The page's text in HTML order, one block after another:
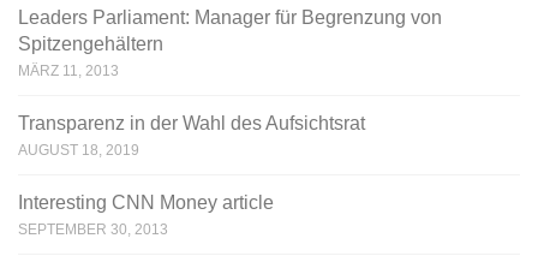
Leaders Parliament: Manager für Begrenzung von
Spitzengehältern
MÄRZ 11, 2013
Transparenz in der Wahl des Aufsichtsrat
AUGUST 18, 2019
Interesting CNN Money article
SEPTEMBER 30, 2013